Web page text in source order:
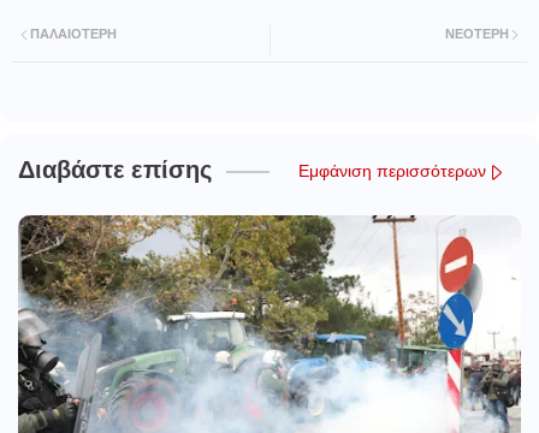
ΝΕΌΤΕΡΗ
ΠΑΛΑΙΌΤΕΡΗ
Διαβάστε επίσης Εμφάνιση περισσότερων